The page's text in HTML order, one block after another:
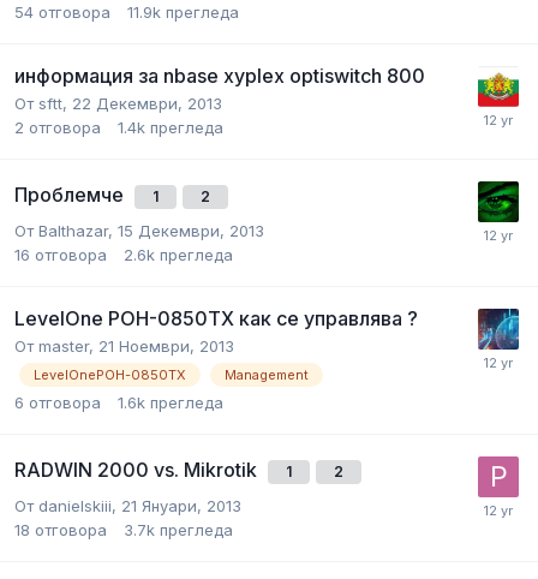
54 отговора 11.9k прегледа
информация за nbase xyplex optiswitch 800
Отsftt, 22 Декември, 2013
2 отговора 1.4k прегледа
Проблемче 1 2
ОтBalthazar, 15 Декември, 2013
16 отговора 2.6k прегледа
LevelOne POH-0850TX как се управлява ?
Отmaster, 21 Ноември, 2013
LevelOnePOH-0850TX Мanagement
6 отговора 1.6k прегледа
RADWIN 2000 vs. Mikrotik 1 2
От danielskiii, 21 Януари, 2013
18 отговора 3.7k прегледа